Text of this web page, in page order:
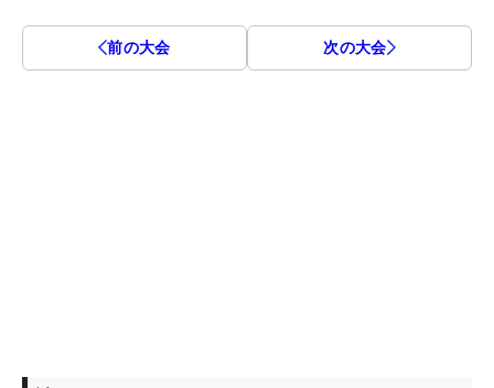
前の大会 次の大会